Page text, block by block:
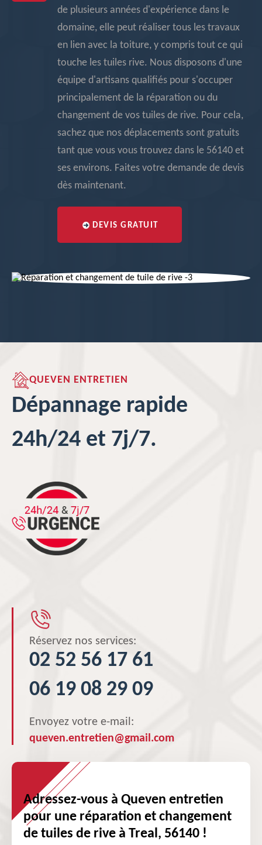
de plusieurs années d'expérience dans le
domaine, elle peut réaliser tous les travaux
en lien avec la toiture, y compris tout ce qui
touche les tuiles rive. Nous disposons d'une
équipe d'artisans qualifiés pour s'occuper
principalement de la réparation ou du
changement de vos tuiles de rive. Pour cela,
sachez que nos déplacements sont gratuits
tant que vous vous trouvez dans le 56140 et
ses environs. Faites votre demande de devis
dès maintenant.
DEVIS GRATUIT
QUEVEN ENTRETIEN
Dépannage rapide
24h/24 et 7j/7.
Réservez nos services:
02 52 56 17 61
06 19 08 29 09
Envoyez votre e-mail:
queven.entretien@gmail.com
Adressez-vous à Queven entretien
pour une réparation et changement
de tuiles de rive à Treal, 56140 !